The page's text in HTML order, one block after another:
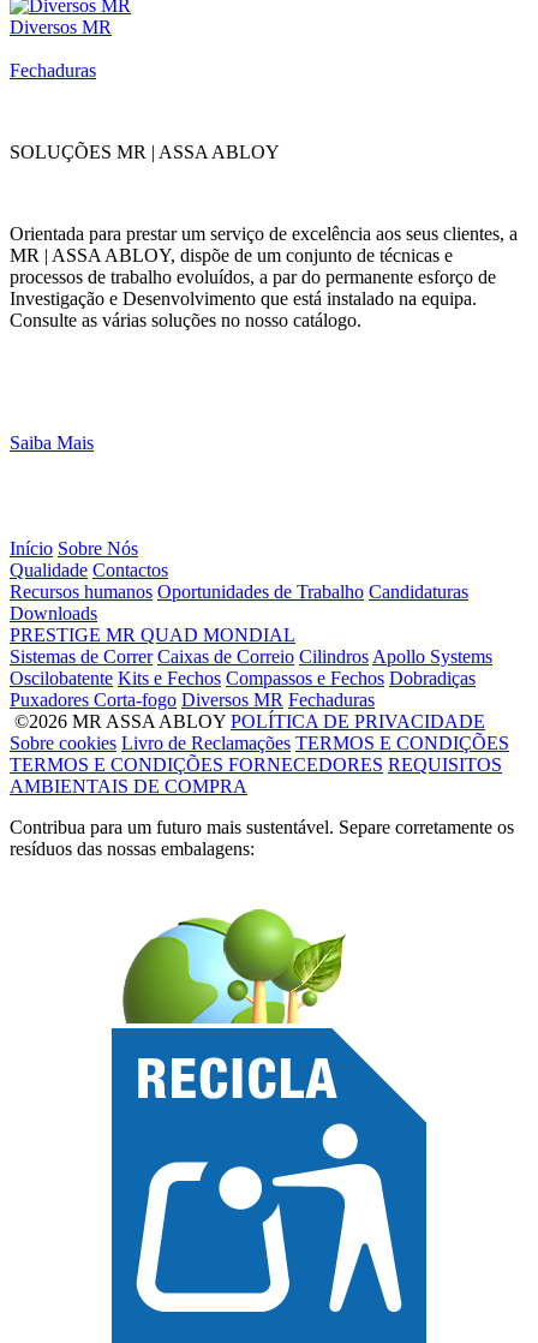
Diversos MR
Fechaduras
SOLUÇÕES MR | ASSA ABLOY
Orientada para prestar um serviço de excelência aos seus clientes, a
MR | ASSA ABLOY, dispõe de um conjunto de técnicas e
processos de trabalho evoluídos, a par do permanente esforço de
Investigação e Desenvolvimento que está instalado na equipa.
Consulte as várias soluções no nosso catálogo.
Saiba Mais
Início Sobre Nós
Qualidade Contactos
Recursos humanos Oportunidades de Trabalho Candidaturas
Downloads
PRESTIGE MR QUAD MONDIAL
Sistemas de Correr Caixas de Correio Cilindros Apollo Systems
Oscilobatente Kits e Fechos Compassos e Fechos Dobradiças
Puxadores Corta-fogo Diversos MR Fechaduras
©2026 MR ASSA ABLOY POLÍTICA DE PRIVACIDADE
Sobre cookies Livro de Reclamações TERMOS E CONDIÇÕES
TERMOS E CONDIÇÕES FORNECEDORES REQUISITOS
AMBIENTAIS DE COMPRA
Contribua para um futuro mais sustentável. Separe corretamente os
resíduos das nossas embalagens: